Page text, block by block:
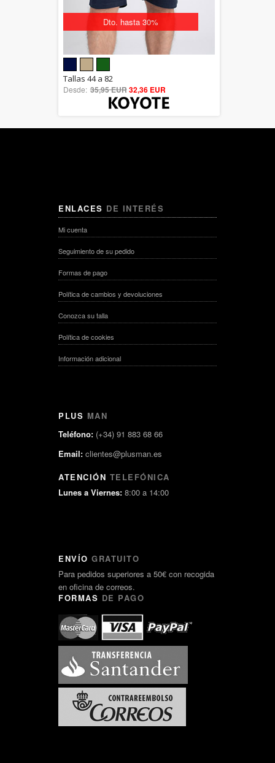
Dto. hasta 30%
out of 5
Tallas 44 a 82
Desde: 35,95 EUR32,36 EUR
ENLACES DE INTERÉS
Mi cuenta
Seguimiento de su pedido
Formas de pago
Política de cambios y devoluciones
Conozca su talla
Política de cookies
Información adicional
PLUS MAN
Teléfono: (+34) 91 883 68 66
Email: clientes@plusman.es
ATENCIÓN TELEFÓNICA
Lunes a Viernes: 8:00 a 14:00
ENVÍO GRATUITO
Para pedidos superiores a 50€ con recogida
en oficina de correos.
FORMAS DE PAGO